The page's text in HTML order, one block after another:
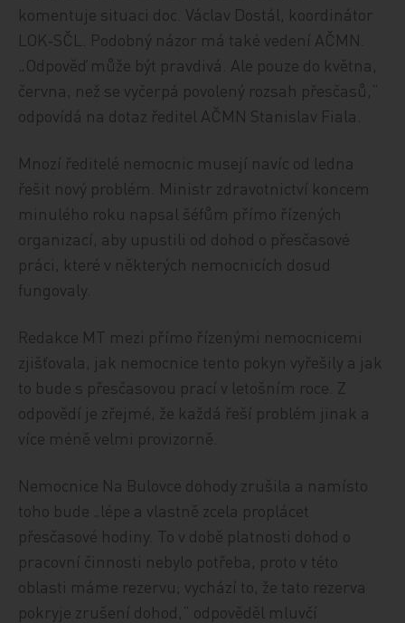
komentuje situaci doc. Václav Dostál, koordinátor
LOK‑SČL. Podobný názor má také vedení AČMN.
„Odpověď může být pravdivá. Ale pouze do května,
června, než se vyčerpá povolený rozsah přesčasů,“
odpovídá na dotaz ředitel AČMN Stanislav Fiala.
Mnozí ředitelé nemocnic musejí navíc od ledna
řešit nový problém. Ministr zdravotnictví koncem
minulého roku napsal šéfům přímo řízených
organizací, aby upustili od dohod o přesčasové
práci, které v některých nemocnicích dosud
fungovaly.
Redakce MT mezi přímo řízenými nemocnicemi
zjišťovala, jak nemocnice tento pokyn vyřešily a jak
to bude s přesčasovou prací v letošním roce. Z
odpovědí je zřejmé, že každá řeší problém jinak a
více méně velmi provizorně.
Nemocnice Na Bulovce dohody zrušila a namísto
toho bude „lépe a vlastně zcela proplácet
přesčasové hodiny. To v době platnosti dohod o
pracovní činnosti nebylo potřeba, proto v této
oblasti máme rezervu; vychází to, že tato rezerva
pokryje zrušení dohod,“ odpověděl mluvčí